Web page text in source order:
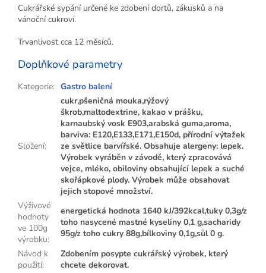
Cukrářské sypání určené ke zdobení dortů, zákusků a na
vánoční cukroví.
Trvanlivost cca 12 měsíců.
Doplňkové parametry
Kategorie: Gastro balení
Složení:
cukr,pšeničná mouka,rýžový
škrob,maltodextrine, kakao v prášku,
karnaubský vosk E903,arabská guma,aroma,
barviva: E120,E133,E171,E150d, přírodní výtažek
ze světlice barvířské. Obsahuje alergeny: lepek.
Výrobek vyráběn v závodě, který zpracovává
vejce, mléko, obiloviny obsahující lepek a suché
skořápkové plody. Výrobek může obsahovat
jejich stopové množství.
Výživové
hodnoty
ve 100g
výrobku:
energetická hodnota 1640 kJ/392kcal,tuky 0,3g/z
toho nasycené mastné kyseliny 0,1 g,sacharidy
95g/z toho cukry 88g,bílkoviny 0,1g,sůl 0 g.
Návod k
použití:
Zdobením posypte cukrářský výrobek, který
chcete dekorovat.